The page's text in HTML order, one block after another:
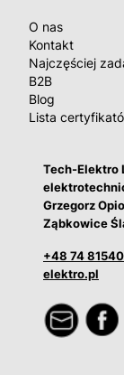
O nas
Kontakt
Najczęściej
B2B
Blog
Lista
Tech-Elektro
Grzegorz
Ząbkowice
+48 74
elektro.pl